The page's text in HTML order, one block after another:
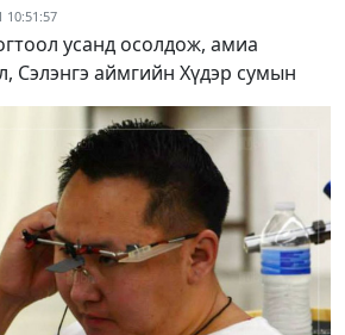
10:51:57
усанд осолдож, амиа
Сэлэнгэ аймгийн Хүдэр сумын